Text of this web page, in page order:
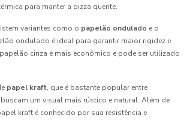
para manter a pizza quente.
variantes como o papelão ondulado e o
ondulado é ideal para garantir maior rigidez e
cinza é mais econômico e pode ser utilizado
papel kraft, que é bastante popular entre
um visual mais rústico e natural. Além de
kraft é conhecido por sua resistência e